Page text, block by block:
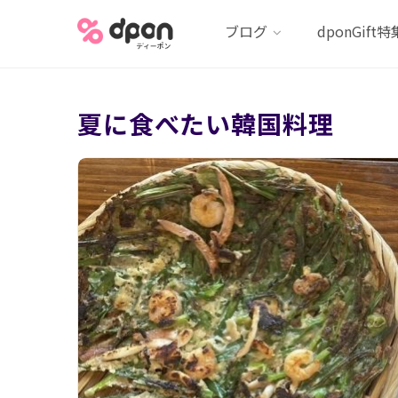
ブログ dponGift特
夏に食べたい韓国料理